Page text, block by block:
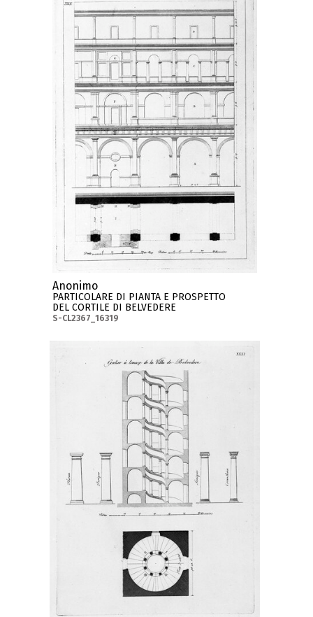
Anonimo
PARTICOLARE DI PIANTA E PROSPETTO
DEL CORTILE DI BELVEDERE
S-CL2367_16319